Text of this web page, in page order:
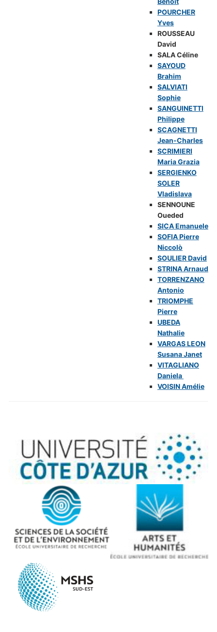
POURCHER
Yves
ROUSSEAU
David
SALA Céline
SAYOUD
Brahim
SALVIATI
Sophie
SANGUINETTI
Philippe
SCAGNETTI
Jean-Charles
SCRIMIERI
Maria Grazia
SERGIENKO
SOLER
Vladislava
SENNOUNE
Oueded
SICA Emanuele
SOFIA Pierre
Niccolò
SOULIER David
STRINA Arnaud
TORRENZANO
Antonio
TRIOMPHE
Pierre
UBEDA
Nathalie
VARGAS LEON
Susana Janet
VITAGLIANO
Daniela
VOISIN Amélie